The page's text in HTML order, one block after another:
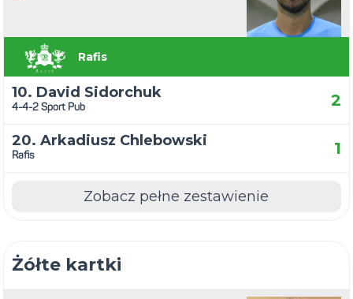
Rafis
10. David Sidorchuk
4-4-2 Sport Pub 2
20. Arkadiusz Chlebowski
Rafis 1
Zobacz pełne zestawienie
Żółte kartki